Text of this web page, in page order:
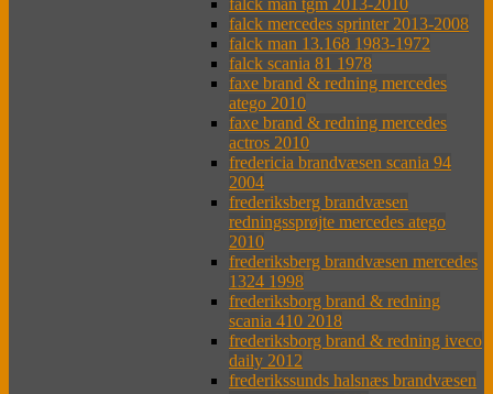
falck man tgm 2013-2010
falck mercedes sprinter 2013-2008
falck man 13.168 1983-1972
falck scania 81 1978
faxe brand & redning mercedes
atego 2010
faxe brand & redning mercedes
actros 2010
fredericia brandvæsen scania 94
2004
frederiksberg brandvæsen
redningssprøjte mercedes atego
2010
frederiksberg brandvæsen mercedes
1324 1998
frederiksborg brand & redning
scania 410 2018
frederiksborg brand & redning iveco
daily 2012
frederikssunds halsnæs brandvæsen